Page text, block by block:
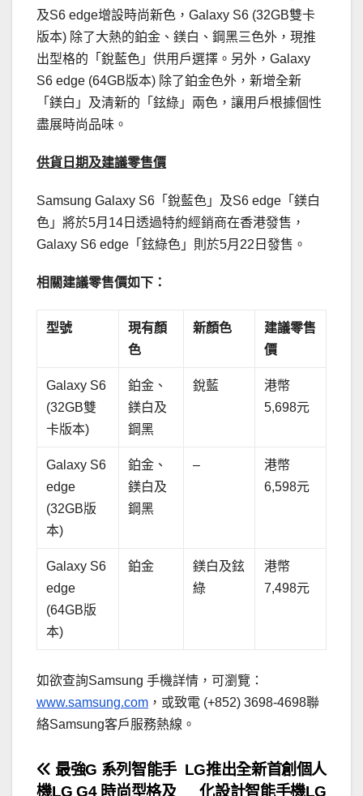
及S6 edge增設時尚新色，Galaxy S6 (32GB雙卡
版本) 除了大熱的鉑金、鎂白、鋼黑三色外，現推
出型格的「銳藍色」供用戶選擇。另外，Galaxy
S6 edge (64GB版本) 除了鉑金色外，新增全新
「鎂白」及清新的「鉉綠」兩色，讓用戶根據個性
盡展時尚品味。
供貨日期及建議零售價
Samsung Galaxy S6「銳藍色」及S6 edge「鎂白
色」將於5月14日透過特約經銷商在香港發售，
Galaxy S6 edge「鉉綠色」則於5月22日發售。
相關建議零售價如下：
型號
現有顏
色
新顏色
建議零售
價
Galaxy S6
(32GB雙
卡版本)
鉑金、
鎂白及
鋼黑
銳藍
港幣
5,698元
Galaxy S6
edge
(32GB版
本)
鉑金、
鎂白及
鋼黑
–
港幣
6,598元
Galaxy S6
edge
(64GB版
本)
鉑金
鎂白及鉉
綠
港幣
7,498元
如欲查詢Samsung 手機詳情，可瀏覽：
www.samsung.com ，或致電 (+852) 3698-4698聯
絡Samsung客戶服務熱線。
文
LG推出全新首創個人
化設計智能手機LG
最強G 系列智能手
機LG G4 時尚型格及